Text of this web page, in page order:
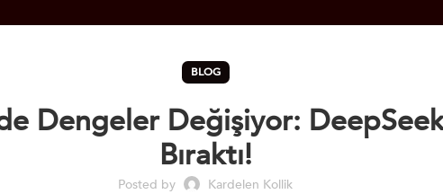
BLOG
Dengeler Değişiyor:
Bıraktı!
Posted by Kardelen Kollik